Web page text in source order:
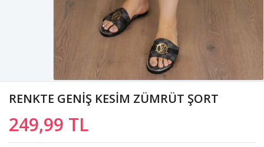
RENKTE GENİŞ KESİM ZÜMRÜT ŞORT
249,99 TL